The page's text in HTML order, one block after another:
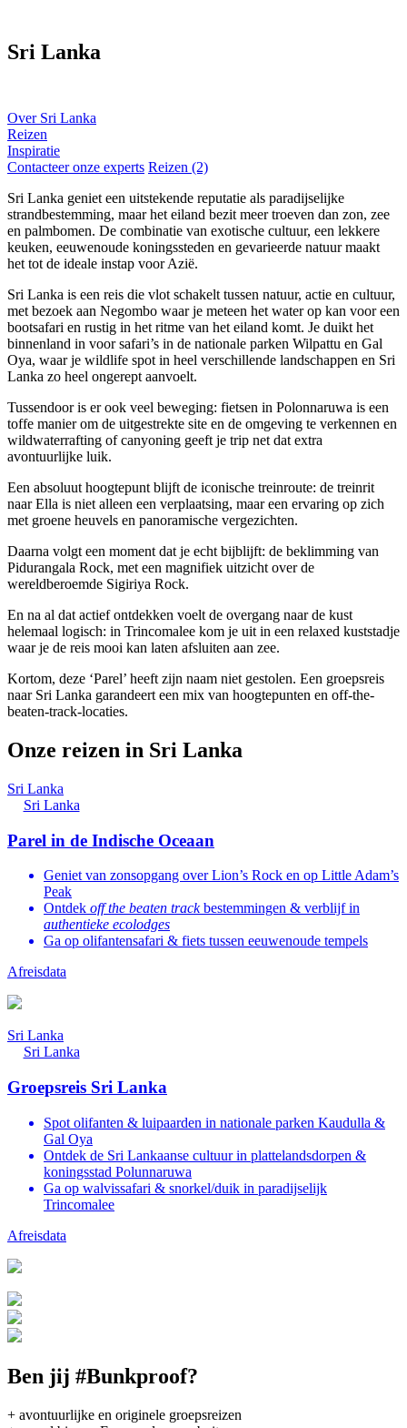
Sri Lanka
Over Sri Lanka
Reizen
Inspiratie
Contacteer onze experts Reizen (2)
Sri Lanka geniet een uitstekende reputatie als paradijselijke
strandbestemming, maar het eiland bezit meer troeven dan zon, zee
en palmbomen. De combinatie van exotische cultuur, een lekkere
keuken, eeuwenoude koningssteden en gevarieerde natuur maakt
het tot de ideale instap voor Azië.
Sri Lanka is een reis die vlot schakelt tussen natuur, actie en cultuur,
met bezoek aan Negombo waar je meteen het water op kan voor een
bootsafari en rustig in het ritme van het eiland komt. Je duikt het
binnenland in voor safari’s in de nationale parken Wilpattu en Gal
Oya, waar je wildlife spot in heel verschillende landschappen en Sri
Lanka zo heel ongerept aanvoelt.
Tussendoor is er ook veel beweging: fietsen in Polonnaruwa is een
toffe manier om de uitgestrekte site en de omgeving te verkennen en
wildwaterrafting of canyoning geeft je trip net dat extra
avontuurlijke luik.
Een absoluut hoogtepunt blijft de iconische treinroute: de treinrit
naar Ella is niet alleen een verplaatsing, maar een ervaring op zich
met groene heuvels en panoramische vergezichten.
Daarna volgt een moment dat je echt bijblijft: de beklimming van
Pidurangala Rock, met een magnifiek uitzicht over de
wereldberoemde Sigiriya Rock.
En na al dat actief ontdekken voelt de overgang naar de kust
helemaal logisch: in Trincomalee kom je uit in een relaxed kuststadje
waar je de reis mooi kan laten afsluiten aan zee.
Kortom, deze ‘Parel’ heeft zijn naam niet gestolen. Een groepsreis
naar Sri Lanka garandeert een mix van hoogtepunten en off-the-
beaten-track-locaties.
Onze reizen in Sri Lanka
Sri Lanka
Sri Lanka
Parel in de Indische Oceaan
Geniet van zonsopgang over Lion’s Rock en op Little Adam’s
Peak
Ontdek off the beaten trackbestemmingen & verblijf in
authentieke ecolodges
Ga op olifantensafari & fiets tussen eeuwenoude tempels
Afreisdata
Sri Lanka
Sri Lanka
Groepsreis Sri Lanka
Spot olifanten & luipaarden in nationale parken Kaudulla &
Gal Oya
Ontdek de Sri Lankaanse cultuur in plattelandsdorpen &
koningsstad Polunnaruwa
Ga op walvissafari & snorkel/duik in paradijselijk
Trincomalee
Afreisdata
Ben jij #Bunkproof?
+ avontuurlijke en originele groepsreizen